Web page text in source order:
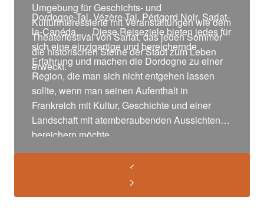
Umgebung für Geschichts- und
Kulturinteressierte mit Veranstaltungen wie dem
Theaterfestival von Sarlat, das jeden Sommer
die historischen Steine der Stadt zum Leben
erweckt.
Dordogne-Tal, Vézère-Tal, Périgord Noir, Sarlat-
la-Canéda, … Diese Reiseziele bieten jedes für
sich eine einzigartige und bereichernde
Erfahrung und machen die Dordogne zu einer
Region, die man sich nicht entgehen lassen
sollte, wenn man seinen Aufenthalt in
Frankreich mit Kultur, Geschichte und einer
Landschaft mit atemberaubenden Aussichten
bereichern möchte.